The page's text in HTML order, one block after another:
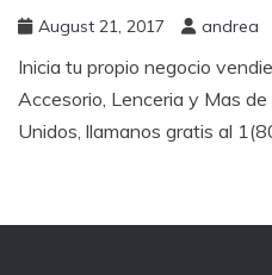
August 21, 2017 andrea
Inicia tu propio negocio
Accesorio, Lenceria y Mas
Unidos, llamanos gratis al